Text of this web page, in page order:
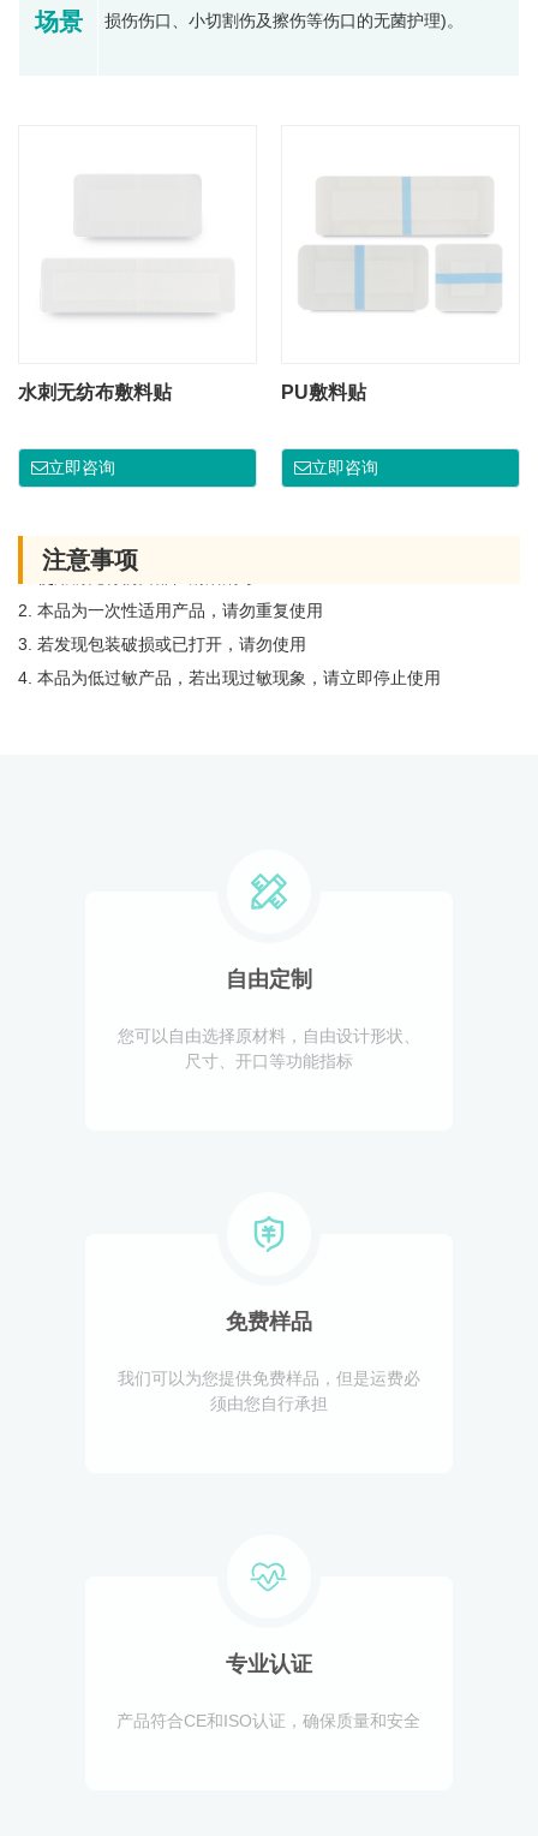
场景
损伤伤口、小切割伤及擦伤等伤口的无菌护理)。
水刺无纺布敷料贴
立即咨询
PU敷料贴
立即咨询
注意事项
1. 使用前先将伤口部位清洁消毒
2. 本品为一次性适用产品，请勿重复使用
3. 若发现包装破损或已打开，请勿使用
4. 本品为低过敏产品，若出现过敏现象，请立即停止使用
自由定制
您可以自由选择原材料，自由设计形状、
尺寸、开口等功能指标
免费样品
我们可以为您提供免费样品，但是运费必
须由您自行承担
专业认证
产品符合CE和ISO认证，确保质量和安全